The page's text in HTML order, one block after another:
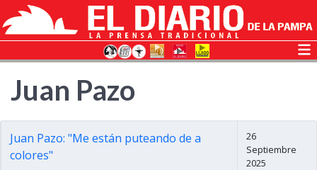
Juan Pazo
Juan Pazo: "Me están puteando de a
colores"
26
Septiembre
2025